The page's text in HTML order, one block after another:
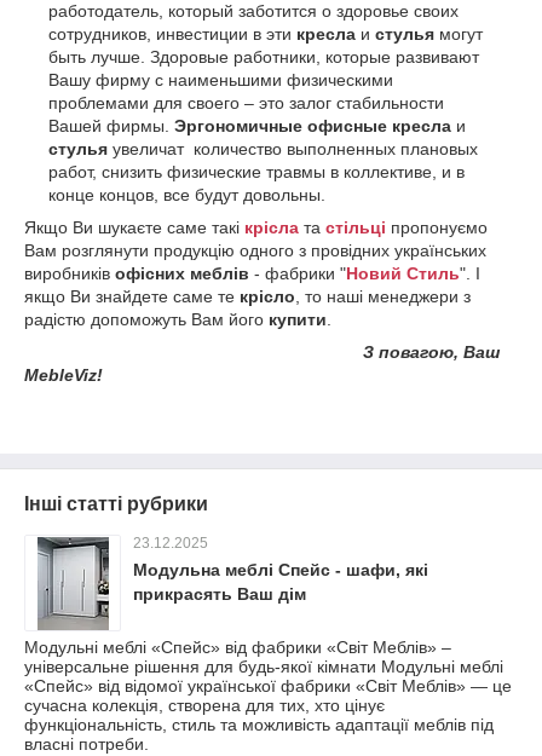
работодатель, который заботится о здоровье своих
сотрудников, инвестиции в эти кресла и стулья могут
быть лучше. Здоровые работники, которые развивают
Вашу фирму с наименьшими физическими
проблемами для своего – это залог стабильности
Вашей фирмы. Эргономичные офисные кресла и
стулья увеличат количество выполненных плановых
работ, снизить физические травмы в коллективе, и в
конце концов, все будут довольны.
Якщо Ви шукаєте саме такі крісла та стільці пропонуємо
Вам розглянути продукцію одного з провідних українських
виробників офісних меблів - фабрики "Новий Стиль". І
якщо Ви знайдете саме те крісло, то наші менеджери з
радістю допоможуть Вам його купити.
З повагою, Ваш
MebleViz!
Інші статті рубрики
23.12.2025
Модульна меблі Спейс - шафи, які
прикрасять Ваш дім
Модульні меблі «Спейс» від фабрики «Світ Меблів» –
універсальне рішення для будь-якої кімнати Модульні меблі
«Спейс» від відомої української фабрики «Світ Меблів» — це
сучасна колекція, створена для тих, хто цінує
функціональність, стиль та можливість адаптації меблів під
власні потреби.